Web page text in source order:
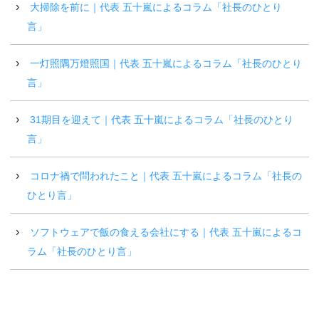
大掃除を前に｜代表 五十嵐によるコラム「社長のひとり
言」
一灯照隅万燈照国｜代表 五十嵐によるコラム「社長のひとり
言」
31期目を迎えて｜代表 五十嵐によるコラム「社長のひとり
言」
コロナ禍で問われたこと｜代表 五十嵐によるコラム「社長の
ひとり言」
ソフトウェアで飯の食える会社にする｜代表 五十嵐によるコ
ラム「社長のひとり言」